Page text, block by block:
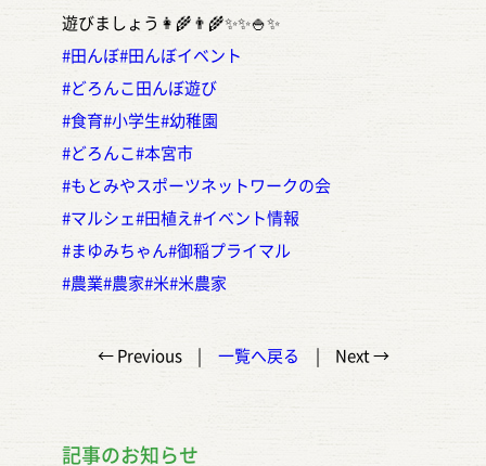
遊びましょう👩‍🌾👨‍🌾✨✨🍚✨
#田んぼ#田んぼイベント
#どろんこ田んぼ遊び
#食育#小学生#幼稚園
#どろんこ #本宮市
#もとみやスポーツネットワークの会
#マルシェ #田植え #イベント情報
#まゆみちゃん#御稲プライマル
#農業#農家#米#米農家
← Previous 一覧へ戻る Next →
記事のお知らせ